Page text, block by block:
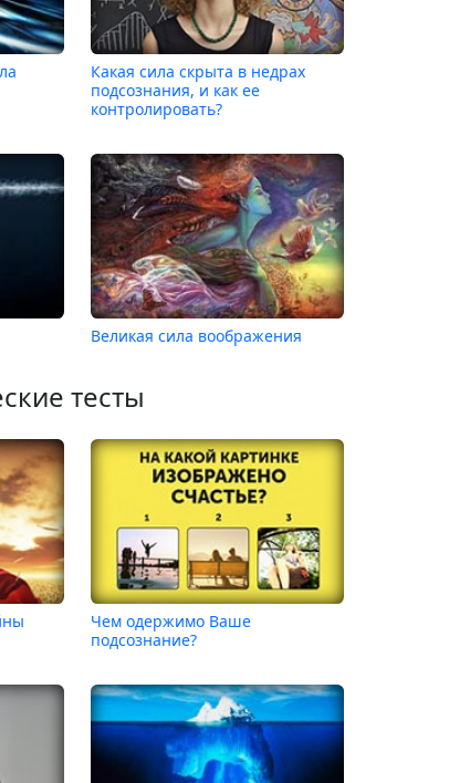
Какая сила скрыта в недрах
подсознания, и как ее
контролировать?
Великая сила воображения
тесты
Чем одержимо Ваше
подсознание?